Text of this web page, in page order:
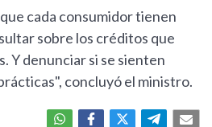
cada consumidor tienen
sobre los créditos que
Y denunciar si se sienten
concluyó el ministro.